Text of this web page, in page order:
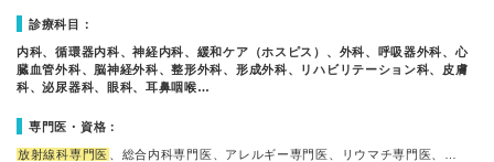
診療科目：
内科、循環器内科、神経内科、緩和ケア（ホスピス）、外科、呼吸器外科、心
臓血管外科、脳神経外科、整形外科、形成外科、リハビリテーション科、皮膚
科、泌尿器科、眼科、耳鼻咽喉…
専門医・資格：
放射線科専門医 、総合内科専門医、アレルギー専門医、リウマチ専門医、…